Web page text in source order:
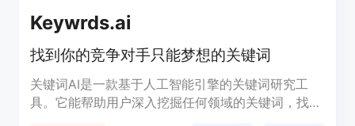
Keywrds.ai
找到你的竞争对手只能梦想的关键词
关键词AI是一款基于人工智能引擎的关键词研究工
具。它能帮助用户深入挖掘任何领域的关键词，找到